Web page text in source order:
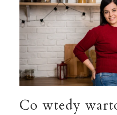
Co wtedy